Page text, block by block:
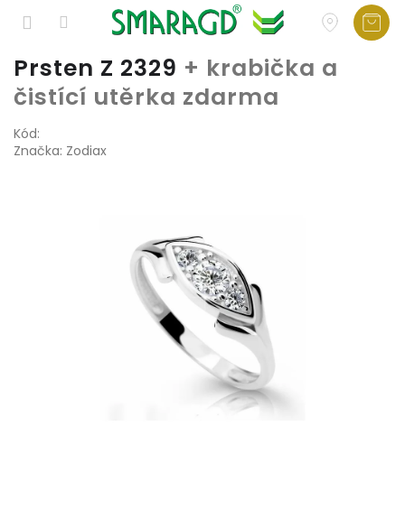
Přejít
obsah
Prsten Z 2329 + krabička a
čistící utěrka zdarma
Kód:
Značka: Zodiax